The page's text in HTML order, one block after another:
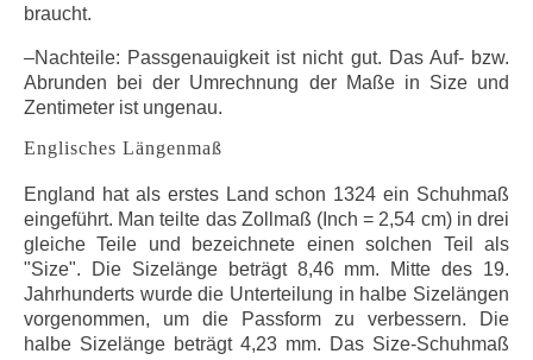
braucht.
–Nachteile: Passgenauigkeit ist nicht gut. Das Auf- bzw.
Abrunden bei der Umrechnung der Maße in Size und
Zentimeter ist ungenau.
Englisches Längenmaß
England hat als erstes Land schon 1324 ein Schuhmaß
eingeführt. Man teilte das Zollmaß (Inch = 2,54 cm) in drei
gleiche Teile und bezeichnete einen solchen Teil als
"Size". Die Sizelänge beträgt 8,46 mm. Mitte des 19.
Jahrhunderts wurde die Unterteilung in halbe Sizelängen
vorgenommen, um die Passform zu verbessern. Die
halbe Sizelänge beträgt 4,23 mm. Das Size-Schuhmaß